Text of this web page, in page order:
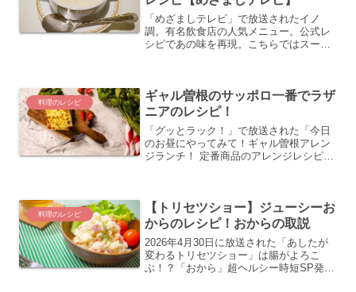
「めざましテレビ」で放送されたイノ
調。有名飲食店の人気メニュー。公式レ
シピであの味を再現。こちらではスープ
料理のレシピ
ギャル曽根のサッポロ一番でラザ
ニアのレシピ！
「グッとラック！」で放送された「今日
のお昼にやってみて！ギャル曽根アレン
ジランチ！ 定番商品のアレンジレシピを
チーズの熱々ラザニア...
料理のレシピ
【トリセツショー】ジューシーお
からのレシピ！おからの取説
2026年4月30日に放送された「あしたが
変わるトリセツショー」は腸がよろこ
ぶ！？「おから」超ヘルシー時短SP発酵